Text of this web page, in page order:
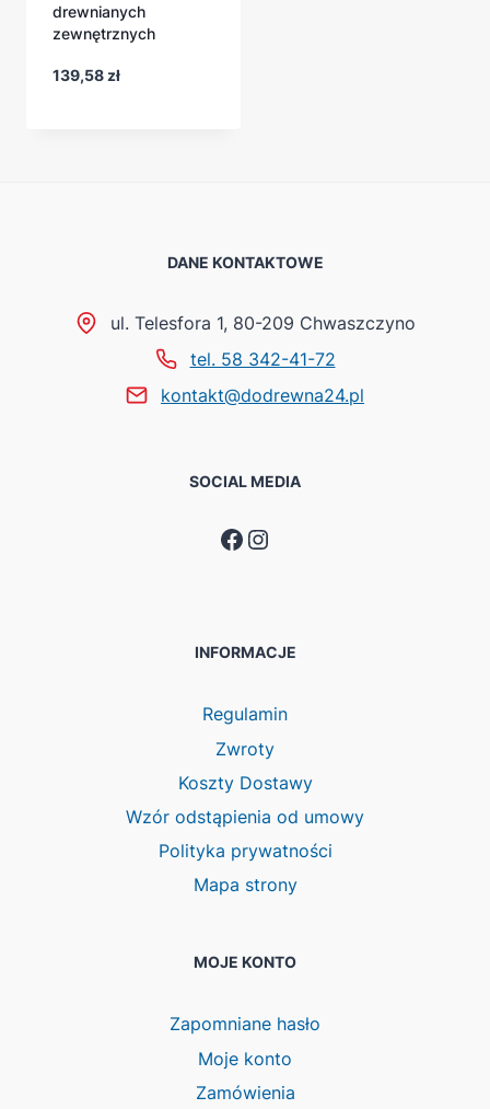
drewnianych
zewnętrznych
139,58 zł
DANE KONTAKTOWE
ul. Telesfora 1, 80-209 Chwaszczyno
tel. 58 342-41-72
kontakt@dodrewna24.pl
SOCIAL MEDIA
Facebook
Instagram
INFORMACJE
Regulamin
Zwroty
Koszty Dostawy
Wzór odstąpienia od umowy
Polityka prywatności
Mapa strony
MOJE KONTO
Zapomniane hasło
Moje konto
Zamówienia